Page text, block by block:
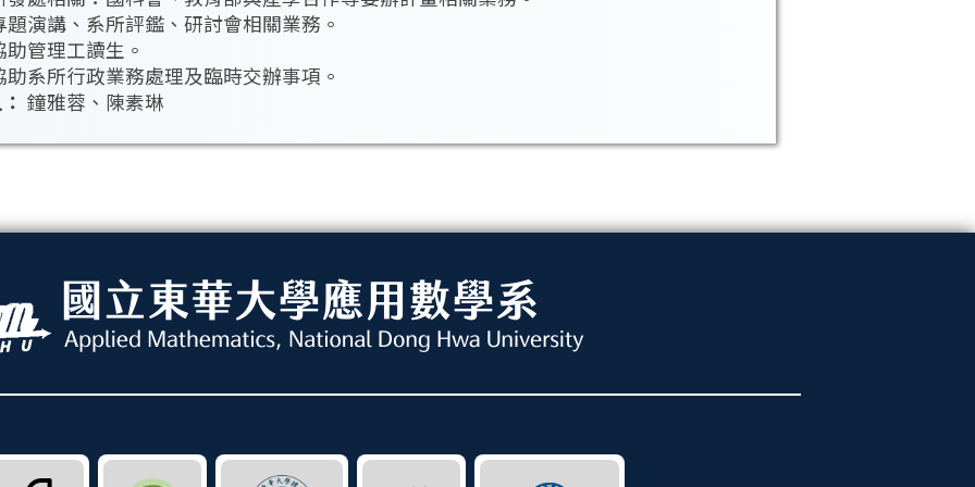
題演講、系所評鑑、研討會相關業務。
助管理工讀生。
助系所行政業務處理及臨時交辦事項。
鐘雅蓉、陳素琳